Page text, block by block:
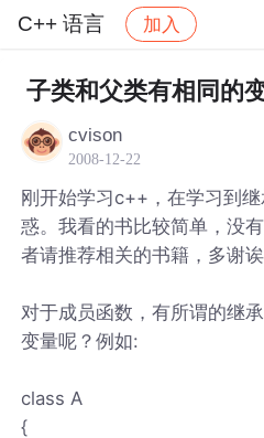
C++ 语言 加入
社区 C++ 语言 帖子
子类和父类有相同的
cvison
2008-12-22
刚开始学习c++，在学习到
惑。我看的书比较简单，没
者请推荐相关的书籍，多谢诶
对于成员函数，有所谓的继
变量呢？例如:
class A
{